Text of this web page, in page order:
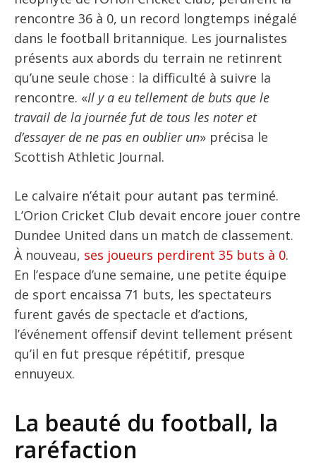
rencontre 36 à 0, un record longtemps inégalé
dans le football britannique. Les journalistes
présents aux abords du terrain ne retinrent
qu’une seule chose : la difficulté à suivre la
rencontre. «Il y a eu tellement de buts que le
travail de la journée fut de tous les noter et
d’essayer de ne pas en oublier un» précisa le
Scottish Athletic Journal.
Le calvaire n’était pour autant pas terminé.
L’Orion Cricket Club devait encore jouer contre
Dundee United dans un match de classement.
À nouveau, ses joueurs perdirent 35 buts à 0.
En l’espace d’une semaine, une petite équipe
de sport encaissa 71 buts, les spectateurs
furent gavés de spectacle et d’actions,
l’événement offensif devint tellement présent
qu’il en fut presque répétitif, presque
ennuyeux.
La beauté du football, la
raréfaction